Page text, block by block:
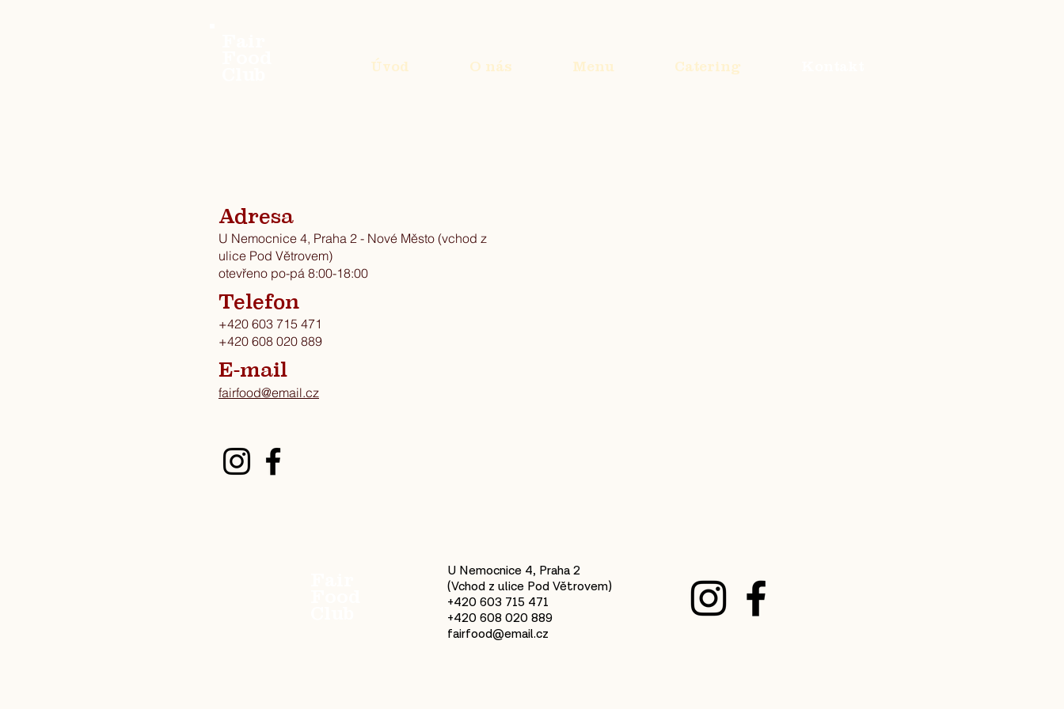
Úvod O nás Menu Catering
Adresa
U Nemocnice 4, Praha 2 - Nové Město (vchod z
ulice Pod Větrovem)
otevřeno po-pá 8:00-18:00
Telefon
+420 603 715 471
+420 608 020 889
E-mail
fairfood@email.cz
U Nemocnice 4, Praha 2
(Vchod z ulice Pod Větrovem)
+420 603 715 471
+420 608 020 889
fairfood@email.cz